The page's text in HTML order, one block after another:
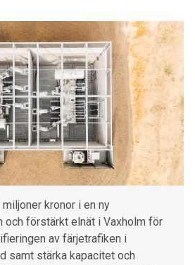
kronor i en ny
och förstärkt elnät i Vaxholm för
av färjetrafiken i
samt stärka kapacitet och